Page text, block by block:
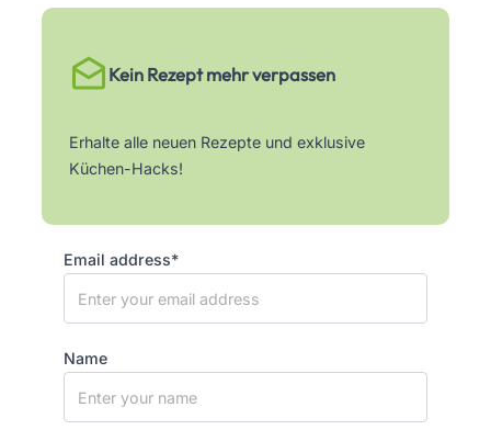
Kein Rezept mehr verpassen
Erhalte alle neuen Rezepte und exklusive
Küchen-Hacks!
Email address*
Name